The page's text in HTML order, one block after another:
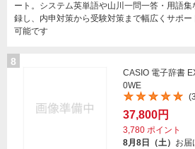
ート。システム英単語や山川一問一答・用語
録し、内申対策から受験対策まで幅広くサポ
可能です
8
CASIO 電子辞書
0WE
37,800円
3,780 ポイント
8月8日（土） お届